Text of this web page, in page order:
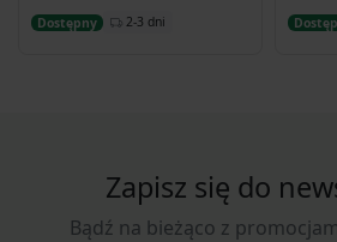
Dostępny 2-3 dni
Dodaj do koszyka
Zapisz się do
Bądź na bieżąco z